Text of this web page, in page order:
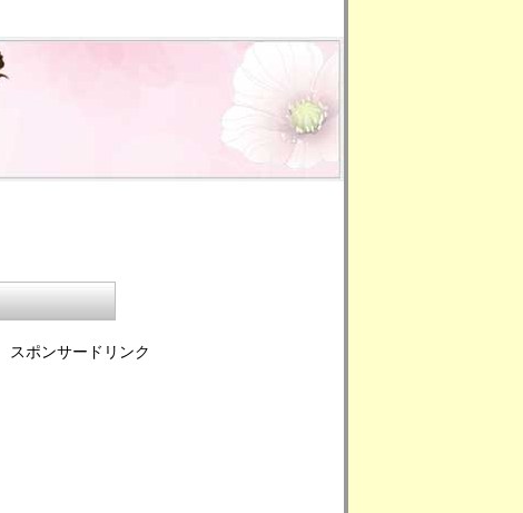
スポンサードリンク